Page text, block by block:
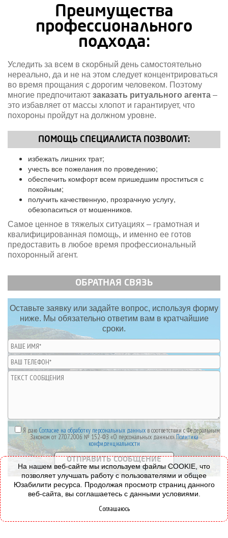
Преимущества
профессионального
подхода:
Уследить за всем в скорбный день самостоятельно
нереально, да и не на этом следует концентрироваться
во время прощания с дорогим человеком. Поэтому
многие предпочитают заказать ритуального агента –
это избавляет от массы хлопот и гарантирует, что
похороны пройдут на должном уровне.
ПОМОЩЬ СПЕЦИАЛИСТА ПОЗВОЛИТ:
избежать лишних трат;
учесть все пожелания по проведению;
обеспечить комфорт всем пришедшим проститься с
покойным;
получить качественную, прозрачную услугу,
обезопаситься от мошенников.
Самое ценное в тяжелых ситуациях – грамотная и
квалифицированная помощь, и именно ее готов
предоставить в любое время профессиональный
похоронный агент.
ОБРАТНАЯ СВЯЗЬ
Оставьте заявку или задайте вопрос, используя форму
ниже. Мы обязательно ответим вам в кратчайшие
сроки.
Я даю Согласие на обработку персональных данныхв соответствии с Федеральным
Законом от 27.07.2006 № 152-ФЗ «О персональных данных».Политика
конфиденциальности
На нашем веб-сайте мы используем файлы COOKIE, что
позволяет улучшать работу с пользователями и общее
Юзабилити ресурса. Продолжая просмотр страниц данного
веб-сайта, вы соглашаетесь с данными условиями.
Соглашаюсь